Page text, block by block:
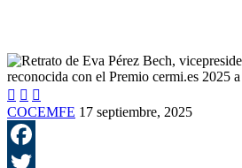
  
COCEMFE 17 septiembre, 2025